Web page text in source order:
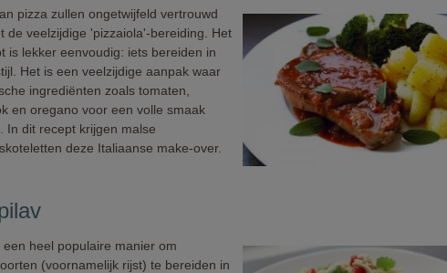
pizza zullen ongetwijfeld vertrouwd
de veelzijdige 'pizzaiola'-bereiding. Het
is lekker eenvoudig: iets bereiden in
Het is een veelzijdige aanpak waar
ingrediënten zoals tomaten,
en oregano voor een volle smaak
In dit recept krijgen malse
deze Italiaanse make-over.
een heel populaire manier om
(voornamelijk rijst) te bereiden in